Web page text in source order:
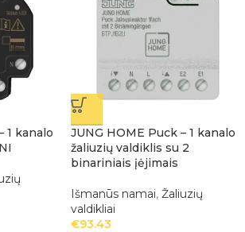
1 kanalo
JUNG HOME Puck – 1 kanalo
žaliuzių valdiklis su 2
binariniais įėjimais
Išmanūs namai, Žaliuzių
valdikliai
€93.43